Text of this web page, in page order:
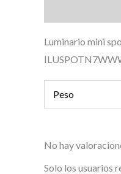
Luminario mini
Peso
No hay
Solo los usuarios